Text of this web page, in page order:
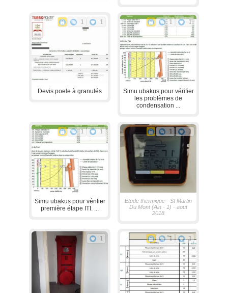
1 1
Devis poele à granulés
1 1
Simu ubakus pour vérifier
les problèmes de
condensation ...
1 1
Simu ubakus pour vérifier
première étape ITI. ...
1 1
Etude thermique - St Martin
Du Mont (Ain - 1) - aout
2018
1 1 1